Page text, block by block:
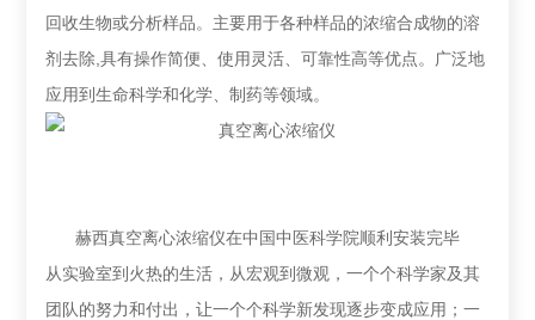
回收生物或分析样品。主要用于各种样品的浓缩合成物的溶
剂去除,具有操作简便、使用灵活、可靠性高等优点。广泛地
应用到生命科学和化学、制药等领域。
赫西真空离心浓缩仪在中国中医科学院顺利安装完毕
从实验室到火热的生活，从宏观到微观，一个个科学家及其
团队的努力和付出，让一个个科学新发现逐步变成应用；一